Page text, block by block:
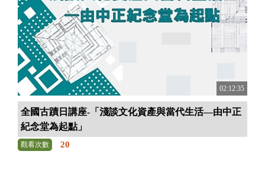
02:12:35
全國古蹟日講座-「淺談文化資產與當代生活—由中正
紀念堂為起點」
觀看次數 20